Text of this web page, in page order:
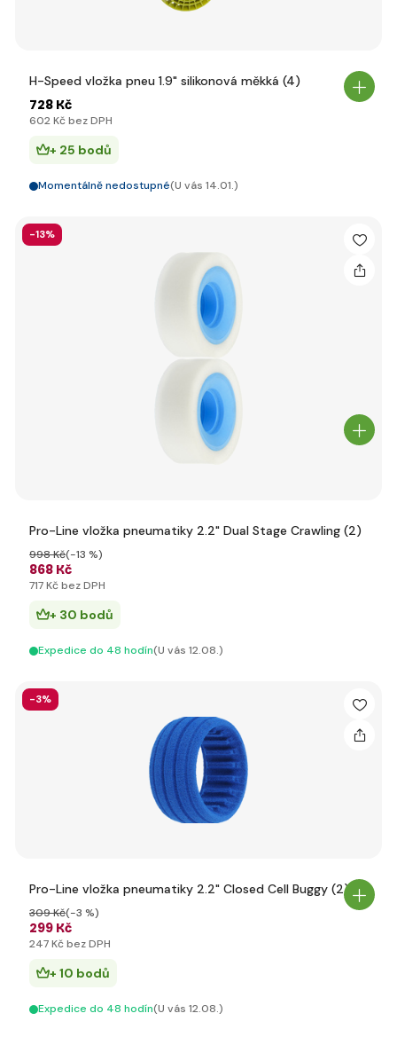
H-Speed vložka pneu 1.9" silikonová měkká (4)
728 Kč
602 Kč bez DPH
+ 25 bodů
Momentálně nedostupné(U vás 14.01.)
-13%
Pro-Line vložka pneumatiky 2.2" Dual Stage Crawling (2)
868 Kč
998 Kč(-13 %)
717 Kč bez DPH
+ 30 bodů
Expedice do 48 hodín(U vás 12.08.)
-3%
Pro-Line vložka pneumatiky 2.2" Closed Cell Buggy (2)
299 Kč
309 Kč(-3 %)
247 Kč bez DPH
+ 10 bodů
Expedice do 48 hodín(U vás 12.08.)